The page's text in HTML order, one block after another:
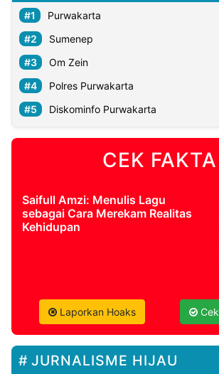
Purwakarta
Sumenep
Om Zein
Polres Purwakarta
Diskominfo Purwakarta
CEK FAKTA
Saifull Amzi: Menulis Lagu
sebagai Cara Merekam Realitas
Kehidupan
Laporkan Hoaks Cek
JURNALISME HIJAU